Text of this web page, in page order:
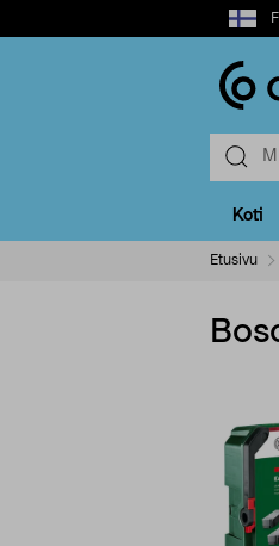
Select
market
Koti
Etusivu